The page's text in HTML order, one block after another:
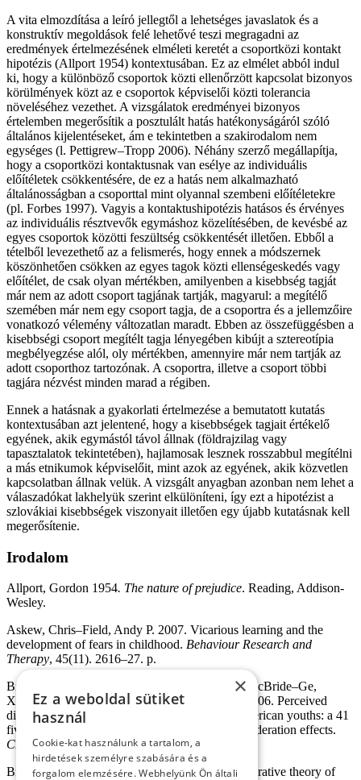
A vita elmozdítása a leíró jellegtől a lehetséges javaslatok és a
konstruktív megoldások felé lehetővé teszi megragadni az
eredmények értelmezésének elméleti keretét a csoportközi kontakt
hipotézis (Allport 1954) kontextusában. Ez az elmélet abból indul
ki, hogy a különböző csoportok közti ellenőrzött kapcsolat bizonyos
körülmények közt az e csoportok képviselői közti tolerancia
növeléséhez vezethet. A vizsgálatok eredményei bizonyos
értelemben megerősítik a posztulált hatás hatékonyságáról szóló
általános kijelentéseket, ám e tekintetben a szakirodalom nem
egységes (l. Pettigrew–Tropp 2006). Néhány szerző megállapítja,
hogy a csoportközi kontaktusnak van esélye az individuális
előítéletek csökkentésére, de ez a hatás nem alkalmazható
általánosságban a csoporttal mint olyannal szembeni előítéletekre
(pl. Forbes 1997). Vagyis a kontaktushipotézis hatásos és érvényes
az individuális résztvevők egymáshoz közelítésében, de kevésbé az
egyes csoportok közötti feszültség csökkentését illetően. Ebből a
tételből levezethető az a felismerés, hogy ennek a módszernek
köszönhetően csökken az egyes tagok közti ellenségeskedés vagy
előítélet, de csak olyan mértékben, amilyenben a kisebbség tagját
már nem az adott csoport tagjának tartják, magyarul: a megítélő
szemében már nem egy csoport tagja, de a csoportra és a jellemzőire
vonatkozó vélemény változatlan maradt. Ebben az összefüggésben a
kisebbségi csoport megítélt tagja lényegében kibújt a sztereotípia
megbélyegzése alól, oly mértékben, amennyire már nem tartják az
adott csoporthoz tartozónak. A csoportra, illetve a csoport többi
tagjára nézvést minden marad a régiben.
Ennek a hatásnak a gyakorlati értelmezése a bemutatott kutatás
kontextusában azt jelentené, hogy a kisebbségek tagjait értékelő
egyének, akik egymástól távol állnak (földrajzilag vagy
tapasztalatok tekintetében), hajlamosak lesznek rosszabbul megítélni
a más etnikumok képviselőit, mint azok az egyének, akik közvetlen
kapcsolatban állnak velük. A vizsgált anyagban azonban nem lehet a
válaszadókat lakhelyük szerint elkülöníteni, így ezt a hipotézist a
szlovákiai kisebbségek viszonyait illetően egy újabb kutatásnak kell
megerősítenie.
Irodalom
Allport, Gordon 1954. The nature of prejudice. Reading, Addison-
Wesley.
Askew, Chris–Field, Andy P. 2007. Vicarious learning and the
development of fears in childhood. Behaviour Research and
Therapy, 45(11). 2616–27. p.
Brody, Gene H.–Chen, Yi-fu F.–Murry, Velma McBride–Ge,
Xiaojia–Simons, R. L.–Gibbons, Frederick X. 2006. Perceived
discrimination and the adjustment of African American youths: a 41
fiveyear longitudinal analysis with contextual moderation effects.
Child Development, 77(5), 1170–1189. p.
Brown, Rupert–Hewstone, Miles. 2005. An integrative theory of
×
Ez a weboldal sütiket
használ
Cookie-kat használunk a tartalom, a
hirdetések személyre szabására és a
forgalom elemzésére. Webhelyünk Ön általi